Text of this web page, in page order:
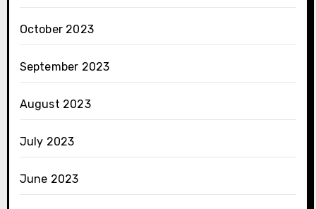
October 2023
September 2023
August 2023
July 2023
June 2023